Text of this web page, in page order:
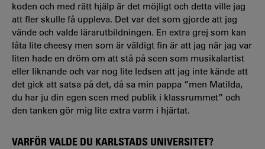
koden och med rätt hjälp är det möjligt och detta ville jag
att fler skulle få uppleva. Det var det som gjorde att jag
vände och valde lärarutbildningen. En extra grej som kan
låta lite cheesy men som är väldigt fin är att jag när jag var
liten hade en dröm om att stå på scen som musikalartist
eller liknande och var nog lite ledsen att jag inte kände att
det gick att satsa på det, då sa min pappa ”men Matilda,
du har ju din egen scen med publik i klassrummet” och
den tanken gör mig lite extra varm i hjärtat.
VARFÖR VALDE DU KARLSTADS UNIVERSITET?